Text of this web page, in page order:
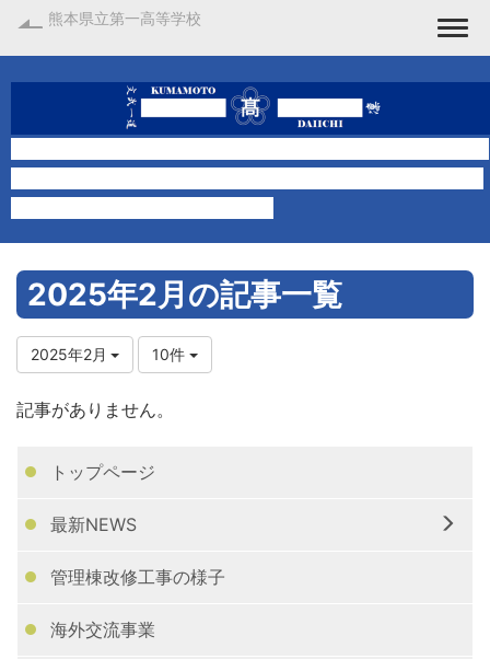
熊本県立第一高等学校
2025年2月の記事一覧
2025年2月 10件
記事がありません。
トップページ
最新NEWS
管理棟改修工事の様子
海外交流事業